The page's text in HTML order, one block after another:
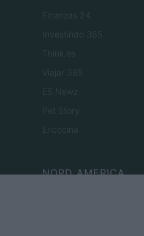
Finanzas 24
Investindo 365
Think.es
Viajar 365
ES Newz
Pet Story
Encocina
NORD AMERICA